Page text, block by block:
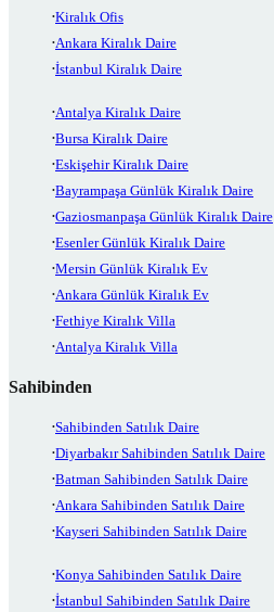
Kiralık Ofis
Ankara Kiralık Daire
İstanbul Kiralık Daire
Antalya Kiralık Daire
Bursa Kiralık Daire
Eskişehir Kiralık Daire
Bayrampaşa Günlük Kiralık Daire
Gaziosmanpaşa Günlük Kiralık Daire
Esenler Günlük Kiralık Daire
Mersin Günlük Kiralık Ev
Ankara Günlük Kiralık Ev
Fethiye Kiralık Villa
Antalya Kiralık Villa
Sahibinden
Sahibinden Satılık Daire
Diyarbakır Sahibinden Satılık Daire
Batman Sahibinden Satılık Daire
Ankara Sahibinden Satılık Daire
Kayseri Sahibinden Satılık Daire
Konya Sahibinden Satılık Daire
İstanbul Sahibinden Satılık Daire